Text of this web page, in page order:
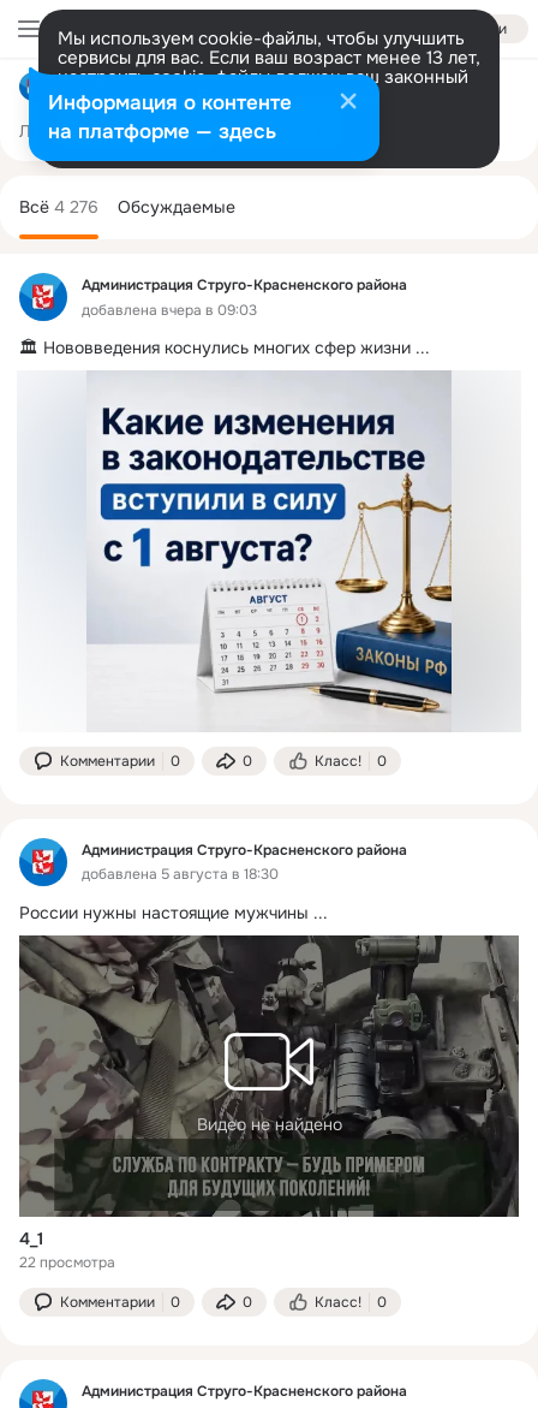
Войти
Мы используем cookie-файлы, чтобы улучшить
сервисы для вас. Если ваш возраст менее 13 лет,
настроить cookie-файлы должен ваш законный
представитель. Больше информации
Разрешить все Настроить
Администрация Струго-Красненского района
Лента Участники 1K Темы 4.2K
Администрация Струго-Красненского района
добавлена вчера в 09:03
🏛️ Нововведения коснулись многих сфер жизни ...
Комментарии 0 0 Класс! 0
Администрация Струго-Красненского района
добавлена 5 августа в 18:30
России нужны настоящие мужчины ...
Видео не найдено
4_1
22 просмотра
Комментарии 0 0 Класс! 0
Администрация Струго-Красненского района
колонка
Всё 4 276 Обсуждаемые
Информация о контенте
на платформе — здесь